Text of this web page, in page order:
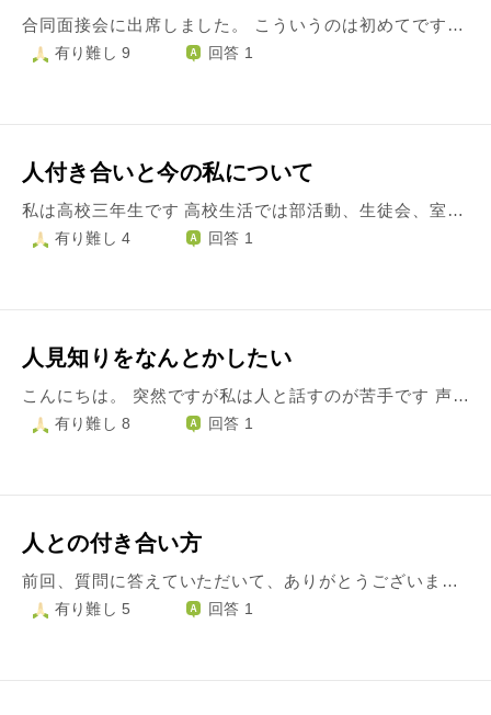
合同面接会に出席しました。 こういうのは初めてです。 面接を受けたこと自体が久しぶりです。 結果はまだですが、手応えが悪かったので気落ちしています。 常に笑顔でいられたらと思いました。 人の顔を見て話すのも苦手です。 人と接するときの心構えが、ひどい人生を送ってきた私には難しそうです。 人が怖いのだろうと思います。 身構えず笑顔で自信を持って話せるようになるにはどうしたらいいでしょうか。 ほっこりできるご回答をよろしくお願いします。
有り難し 9 回答 1
人付き合いと今の私について
私は高校三年生です 高校生活では部活動、生徒会、室長(クラス長)などに所属しており、多くの人と関わってきました しかし生徒会など人に仕事を頼むこともあり、なるべく嫌われないように、広く浅くの付き合い方をしていました そんな付き合い方しかしてこなかったため、お恥ずかしながら人との関係を深める方法を知りません 以前質問をした際 仲の良い友人を作るというようなアドバイスをいただいたのですが 個人と深い仲になるにはどうしたら良いのでしょうか また、私は卒業後の進路は就職で、先日内定もいただきました これまで部活に勉強に生徒会にと忙しかったのに、部活と生徒会がなくなり、さらに内定をもらったことによって勉学にも身が入りません これはいけないことなのでしょうか？ 集中する方法や、こんな時にすると良いことなど教えていただけると幸いです 宜しくお願い致します
有り難し 4 回答 1
人見知りをなんとかしたい
こんにちは。 突然ですが私は人と話すのが苦手です 声をかけられても何を答えていいのかわかりません。質問には答えられますが、答えるだけ。です。 そっから弾みません。 チャットでも誰かと話してると思うと手が震えてきます。 人とうまく話すにはどうしたらいいですか？ よろしくお願いします
有り難し 8 回答 1
人との付き合い方
前回、質問に答えていただいて、ありがとうございました。 心が楽になり、ご住職の言葉に後押しをされ実行したこともあり、事態が収束しつつあります。 最近、いつも考えていることがあります。 連投になりますので、お時間が許す時にお答えいただけると幸いです。 言葉遣いに気を付け、相手に失礼が無いように言動には気を付けているつもりですが、なかなか人との交流がうまくいきません。 インターネットに悪口を書かれ、 約束も破られ、 断ると激怒され、 無下に扱われ… ここ数年、一度や二度、一人や二人ではありません。 何かひとつのことをやり遂げなくてはいけない時に、このようなことが多いです。 今では人と何かをするということは諦めました。 距離感を変えてみたり、 押したり引いたり… いろいろと変えてみたのですが、それでもダメでした。 今は、相手との関係を悪くしないように無条件で謝罪したり、初めから下でに出るのも悪いのだと思っています。 そこで、相手の非は指摘せず、自分の悪いところは認めて謝罪はするが、相手に気持ちを、きちんと伝えることにしました。 本日のことですが、久しぶりに行ったお店のスタッフに「本日も商品を選ぶのに、相談にのってください」とお願いしたところ、ま、出るわ、出るわ、嫌味の連続(笑) まだ入店したばかりなので、何故、そんなことを言われるのかわかりませんでした。 ここで思いきって自分の気持ちを伝えました。 そうすると手のひらを返したようにお世辞を言うようになりました。 来店されなくなっても困ると思ったのでしょうね(笑) 1年以上、気に病んだこともありましたが、あまりにもこういうことが続くため、耐性は少しつきました(笑) この文章だけではアドバイスは難しいかもしれませんが、今の私の考えについてのご意見と、人と付き合う上で大切なことを知りたいと思い、ご相談させていただきました。 よろしくお願いします。
有り難し 5 回答 1